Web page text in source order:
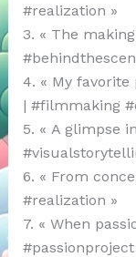
#realization »
3. « The
4. « My
| #filmmaking
5. « A glimpse
6. « From
#realization »
7. « When